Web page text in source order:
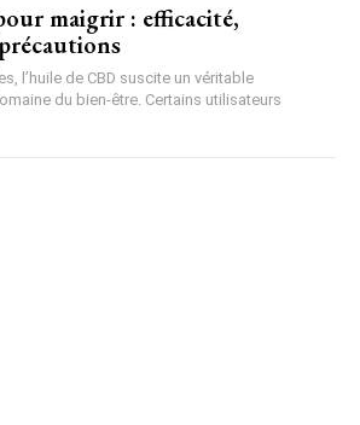
maigrir : efficacité,
l’huile de CBD suscite un véritable
du bien-être. Certains utilisateurs